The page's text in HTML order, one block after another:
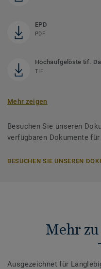
EPD
PDF
Hochaufgelöste tif.
TIF
Mehr zeigen
Besuchen Sie unseren
verfügbaren Dokumente
BESUCHEN SIE UNSEREN
Mehr
Ausgezeichnet für